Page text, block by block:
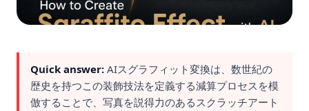
Quick answer: AIスグラフィット変換は、数世紀の
歴史を持つこの装飾技法を定義する減算プロセスを模
倣することで、写真を説得力のあるスクラッチアート